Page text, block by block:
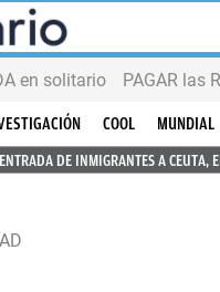
en solitario PAGAR las
COOL
MUNDIAL
DE INMIGRANTES A CEUTA,